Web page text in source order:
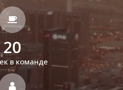
20
в команде